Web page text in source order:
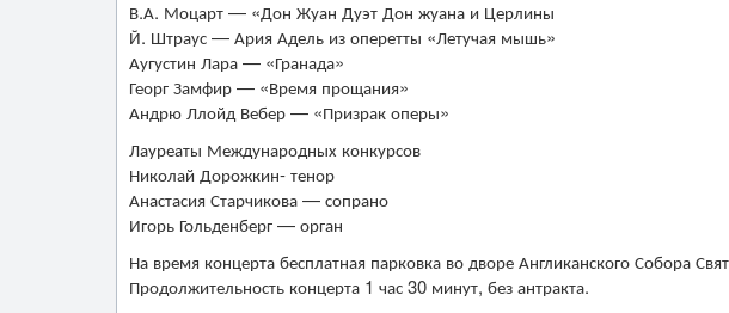
В.А. Моцарт — «Дон Жуан Дуэт Дон жуана и Церлины
Й. Штраус — Ария Адель из оперетты «Летучая мышь»
Аугустин Лара — «Гранада»
Георг Замфир — «Время прощания»
Андрю Ллойд Вебер — «Призрак оперы»
Лауреаты Международных конкурсов
Николай Дорожкин- тенор
Анастасия Старчикова — сопрано
Игорь Гольденберг — орган
На время концерта бесплатная парковка во дворе Англиканского Собора
Продолжительность концерта 1 час 30 минут, без антракта.